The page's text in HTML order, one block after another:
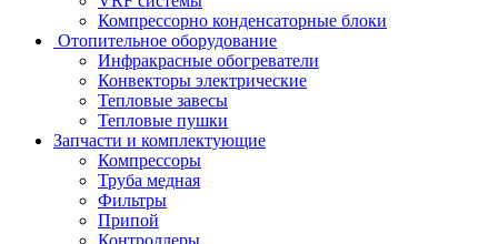
Компрессорно конденсаторные блоки
Отопительное оборудование
Инфракрасные обогреватели
Конвекторы электрические
Тепловые завесы
Тепловые пушки
Запчасти и комплектующие
Компрессоры
Труба медная
Фильтры
Припой
Контроллеры